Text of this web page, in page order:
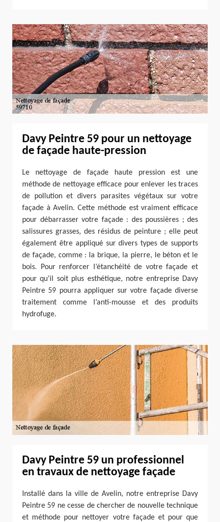
Davy Peintre 59 pour un nettoyage
de façade haute-pression
Le nettoyage de façade haute pression est une
méthode de nettoyage efficace pour enlever les traces
de pollution et divers parasites végétaux sur votre
façade à Avelin. Cette méthode est vraiment efficace
pour débarrasser votre façade : des poussières ; des
salissures grasses, des résidus de peinture ; elle peut
également être appliqué sur divers types de supports
de façade, comme : la brique, la pierre, le béton et le
bois. Pour renforcer l’étanchéité de votre façade et
pour qu’il soit plus esthétique, notre entreprise Davy
Peintre 59 pourra appliquer sur votre façade diverse
traitement comme l’anti-mousse et des produits
hydrofuge.
Davy Peintre 59 un professionnel
en travaux de nettoyage façade
Installé dans la ville de Avelin, notre entreprise Davy
Peintre 59 ne cesse de chercher de nouvelle technique
et méthode pour nettoyer votre façade et pour que